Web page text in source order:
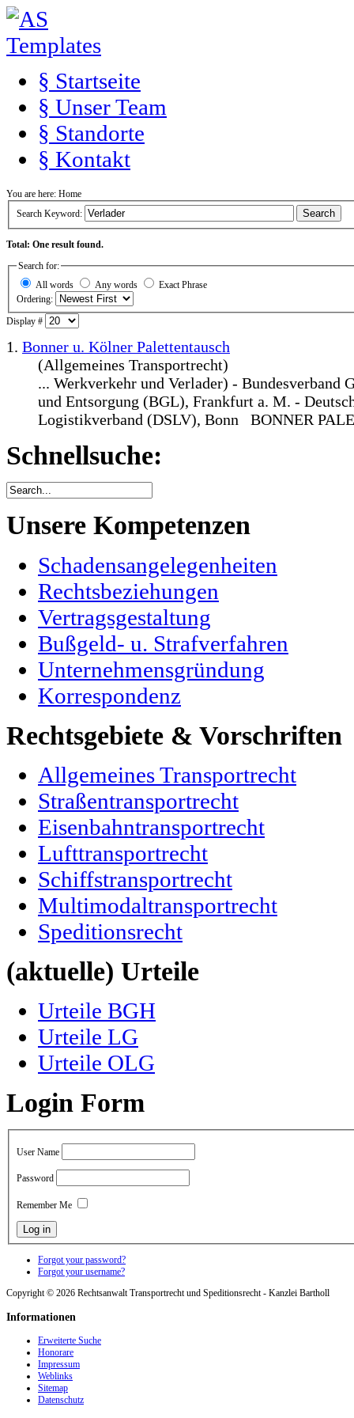
§ Startseite
§ Unser Team
§ Standorte
§ Kontakt
You are here: Home
Search Keyword:
Search
Total: One result found.
Search for:
All words
Any words
Exact Phrase
Ordering:
Display #
1. Bonner u. Kölner Palettentausch
(Allgemeines Transportrecht)
... Werkverkehr und Verlader) - Bundesverband
und Entsorgung (BGL), Frankfurt a. M. -
Logistikverband (DSLV), Bonn BONNER
Schnellsuche:
Unsere Kompetenzen
Schadensangelegenheiten
Rechtsbeziehungen
Vertragsgestaltung
Bußgeld- u. Strafverfahren
Unternehmensgründung
Korrespondenz
Rechtsgebiete & Vorschriften
Allgemeines Transportrecht
Straßentransportrecht
Eisenbahntransportrecht
Lufttransportrecht
Schiffstransportrecht
Multimodaltransportrecht
Speditionsrecht
(aktuelle) Urteile
Urteile BGH
Urteile LG
Urteile OLG
Login Form
User Name
Password
Remember Me
Forgot your password?
Forgot your username?
Copyright © 2026 Rechtsanwalt Transportrecht und Speditionsrecht - Kanzlei Bartholl
Informationen
Erweiterte Suche
Honorare
Impressum
Weblinks
Sitemap
Datenschutz